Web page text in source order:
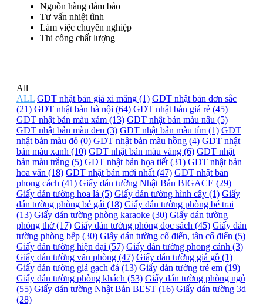
Nguồn hàng đảm bảo
Tư vấn nhiệt tình
Làm việc chuyên nghiệp
Thi công chất lượng
All
ALL GDT nhật bản giả xi măng (1) GDT nhật bản đơn sắc
(21) GDT nhật bản hà nội (64) GDT nhật bản giá rẻ (45)
GDT nhật bản màu xám (13) GDT nhật bản màu nâu (5)
GDT nhật bản màu đen (3) GDT nhật bản màu tím (1) GDT
nhật bản màu đỏ (0) GDT nhật bản màu hồng (4) GDT nhật
bản màu xanh (10) GDT nhật bản màu vàng (6) GDT nhật
bản màu trắng (5) GDT nhật bản họa tiết (31) GDT nhật bản
hoa văn (18) GDT nhật bản mới nhất (47) GDT nhật bản
phong cách (41) Giấy dán tường Nhật Bản BIGACE (29)
Giấy dán tường hoa lá (5) Giấy dán tường hình cây (1) Giấy
dán tường phòng bé gái (18) Giấy dán tường phòng bé trai
(13) Giấy dán tường phòng karaoke (30) Giấy dán tường
phòng thờ (17) Giấy dán tường phòng đọc sách (45) Giấy dán
tường phòng bếp (30) Giấy dán tường cổ điển, tân cổ điển (5)
Giấy dán tường hiện đại (57) Giấy dán tường phong cảnh (3)
Giấy dán tường văn phòng (47) Giấy dán tường giả gỗ (1)
Giấy dán tường giả gạch đá (13) Giấy dán tường trẻ em (19)
Giấy dán tường phòng khách (53) Giấy dán tường phòng ngủ
(55) Giấy dán tường Nhật Bản BEST (16) Giấy dán tường 3d
(28)